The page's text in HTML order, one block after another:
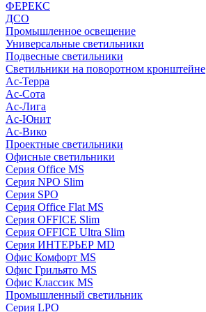
ФЕРЕКС
ДСО
Промышленное освещение
Универсальные светильники
Подвесные светильники
Светильники на поворотном кронштейне
Ас-Терра
Ас-Сота
Ас-Лига
Ас-Юнит
Ас-Вико
Проектные светильники
Офисные светильники
Серия Office MS
Серия NPO Slim
Серия SPO
Серия Office Flat MS
Серия OFFICE Slim
Серия OFFICE Ultra Slim
Серия ИНТЕРЬЕР MD
Офис Комфорт MS
Офис Грильято MS
Офис Классик MS
Промышленный светильник
Серия LPO